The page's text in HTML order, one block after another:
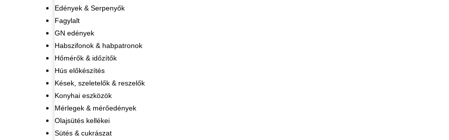
Edények & Serpenyők
Fagylalt
GN edények
Habszifonok & habpatronok
Hőmérők & időzítők
Hús előkészítés
Kések, szeletelők & reszelők
Konyhai eszközök
Mérlegek & mérőedények
Olajsütés kellékei
Sütés & cukrászat